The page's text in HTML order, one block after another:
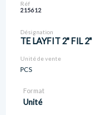
Réf
215612
Désignation
TE LAYFIT 2" FIL 2"
Unité de vente
PCS
Format
Unité